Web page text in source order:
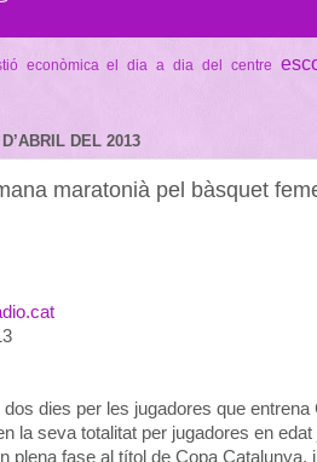
econòmica el dia a dia del centre
DEL 2013
maratonià pel bàsquet
dies per les jugadores que
la seva totalitat per jugadores en
plena fase al títol de Copa